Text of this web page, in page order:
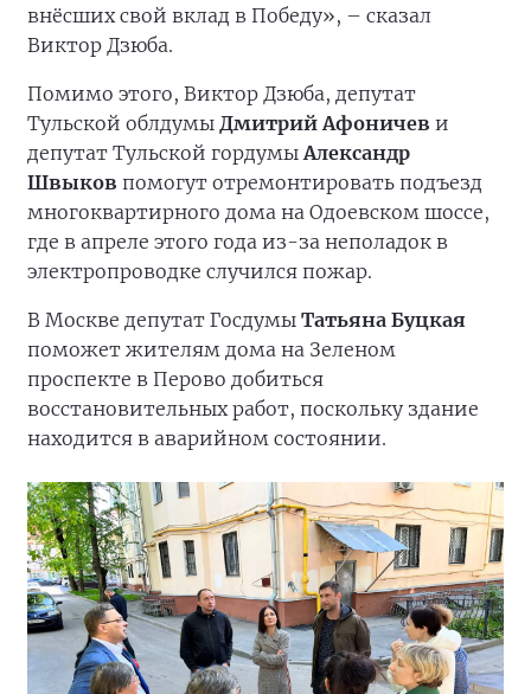
внёсших свой вклад в Победу», – сказал
Виктор Дзюба.
Помимо этого, Виктор Дзюба, депутат
Тульской облдумы Дмитрий Афоничев и
депутат Тульской гордумыАлександр
Швыков помогут отремонтировать подъезд
многоквартирного дома на Одоевском шоссе,
где в апреле этого года из-за неполадок в
электропроводке случился пожар.
В Москве депутат Госдумы Татьяна Буцкая
поможет жителям дома на Зеленом
проспекте в Перово добиться
восстановительных работ, поскольку здание
находится в аварийном состоянии.